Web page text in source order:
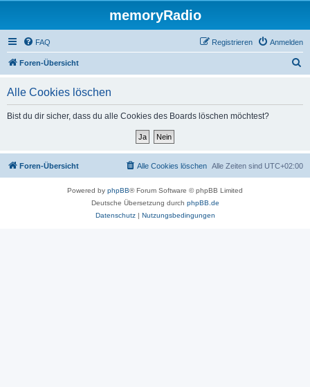
memoryRadio
FAQ Anmelden
Registrieren
Foren-Übersicht
Alle Cookies löschen
Bist du dir sicher, dass du alle Cookies des Boards löschen möchtest?
Foren-Übersicht Alle Zeiten sind UTC+02:00
Alle Cookies löschen
Powered by phpBB® Forum Software © phpBB Limited
Deutsche Übersetzung durch phpBB.de
Datenschutz| Nutzungsbedingungen